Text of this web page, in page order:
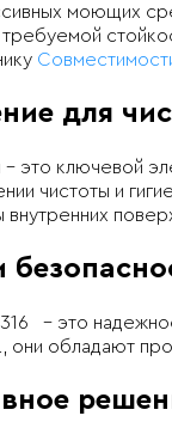
моющих
требуемой
для
ключевой
чистоты и
внутренних
– это
они обладают